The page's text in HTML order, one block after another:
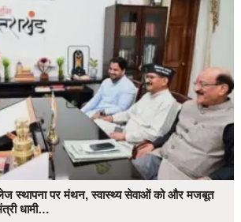
स्थापना पर मंथन, स्वास्थ्य सेवाओं को और मजबूत
धामी…